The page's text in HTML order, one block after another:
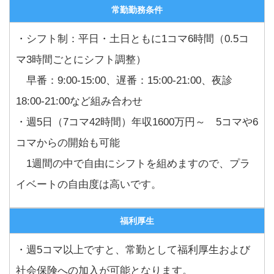
常勤勤務条件
・シフト制：平日・土日ともに1コマ6時間（0.5コ
マ3時間ごとにシフト調整）
早番：9:00-15:00、遅番：15:00-21:00、夜診
18:00-21:00など組み合わせ
・週5日（7コマ42時間）年収1600万円～ 5コマや6
コマからの開始も可能
1週間の中で自由にシフトを組めますので、プラ
イベートの自由度は高いです。
福利厚生
・週5コマ以上ですと、常勤として福利厚生および
社会保険への加入が可能となります。